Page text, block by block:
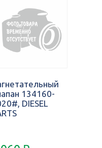
134160-
DIESEL